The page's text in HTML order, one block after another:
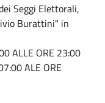
Seggi Elettorali,
Burattini" in
ALLE ORE 23:00
ALE ORE